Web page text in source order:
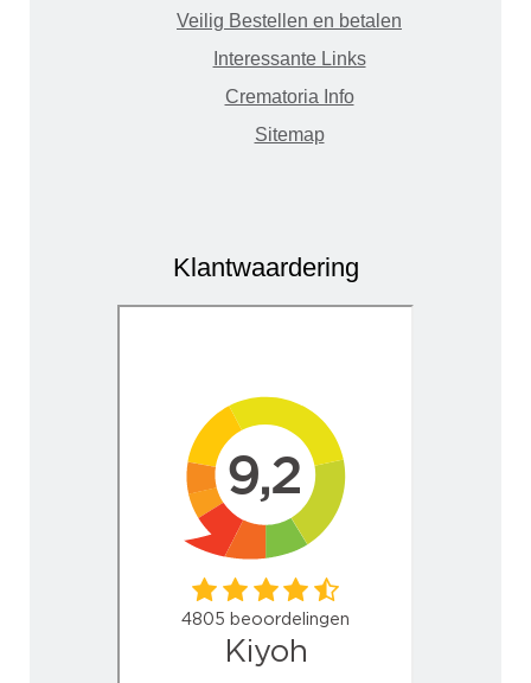
Veilig Bestellen en betalen
Interessante Links
Crematoria Info
Sitemap
Klantwaardering